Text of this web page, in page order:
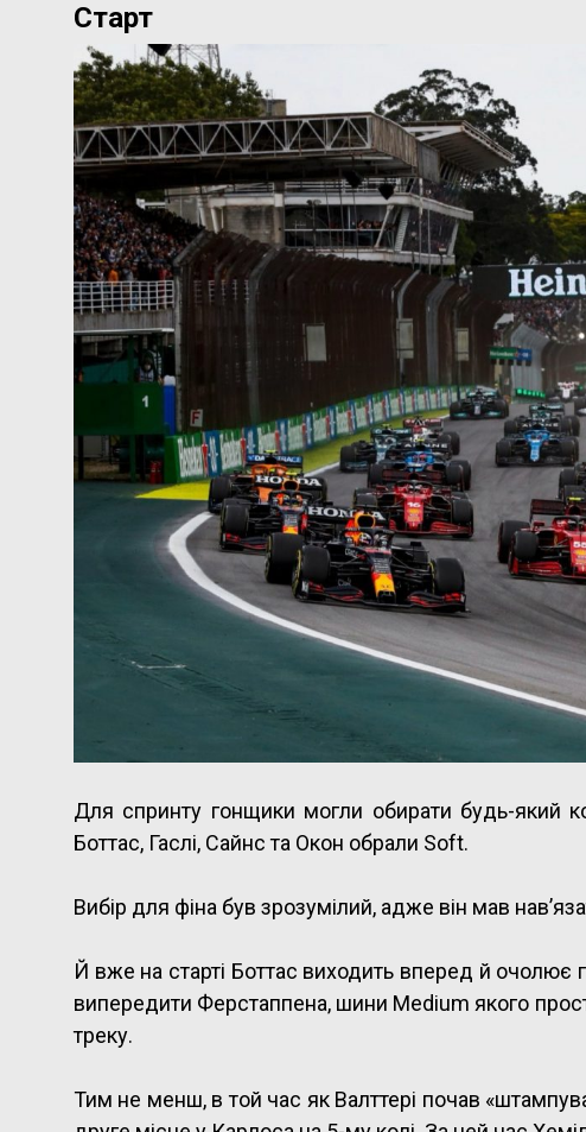
Старт
Для спринту гонщики могли обирати будь-який
Боттас, Гаслі, Сайнс та Окон обрали Soft.
Вибір для фіна був зрозумілий, адже він мав
Й вже на старті Боттас виходить вперед й очолює
випередити Ферстаппена, шини Medium якого
треку.
Тим не менш, в той час як Валттері почав